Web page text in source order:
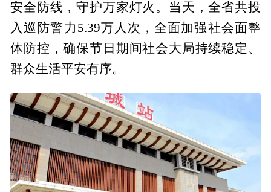
安全防线，守护万家灯火。当天，全省共投
入巡防警力5.39万人次，全面加强社会面整
体防控，确保节日期间社会大局持续稳定、
群众生活平安有序。